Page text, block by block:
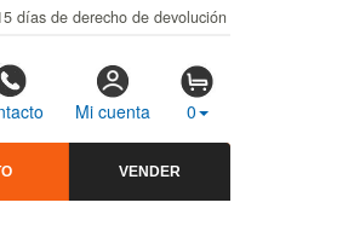
días de derecho de devolución
Mi cuenta 0
VENDER